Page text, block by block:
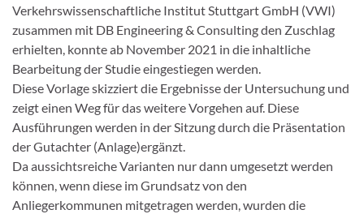
Verkehrswissenschaftliche Institut Stuttgart GmbH (VWI)
zusammen mit DB Engineering & Consulting den Zuschlag
erhielten, konnte ab November 2021 in die inhaltliche
Bearbeitung der Studie eingestiegen werden.
Diese Vorlage skizziert die Ergebnisse der Untersuchung und
zeigt einen Weg für das weitere Vorgehen auf. Diese
Ausführungen werden in der Sitzung durch die Präsentation
der Gutachter (Anlage)ergänzt.
Da aussichtsreiche Varianten nur dann umgesetzt werden
können, wenn diese im Grundsatz von den
Anliegerkommunen mitgetragen werden, wurden die